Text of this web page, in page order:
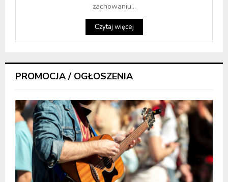
zachowaniu...
Czytaj więcej
PROMOCJA / OGŁOSZENIA